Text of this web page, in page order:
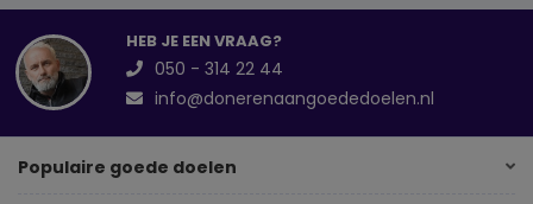
HEB JE EEN VRAAG?
050 - 314 22 44
info@donerenaangoededoelen.nl
Populaire goede doelen